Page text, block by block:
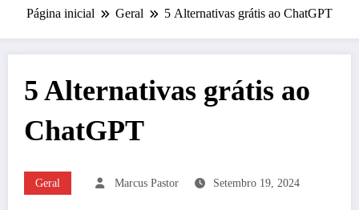
Página inicial Geral 5 Alternativas grátis ao ChatGPT
5 Alternativas grátis ao
ChatGPT
Geral Marcus Pastor Setembro 19, 2024